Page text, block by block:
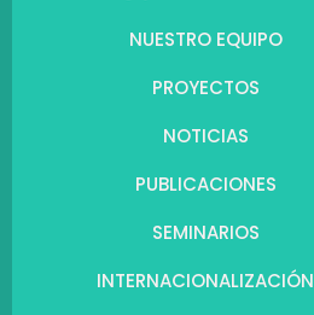
NUESTRO EQUIPO
PROYECTOS
NOTICIAS
PUBLICACIONES
SEMINARIOS
INTERNACIONALIZACIÓN